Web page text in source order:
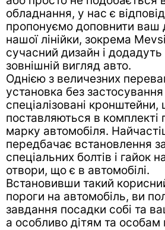
обладнання, у нас є
пропонуємо доповнити ваш
нашої лінійки, зокрема
сучасний дизайн і
зовнішній вигляд авто.
Однією з величезних
установка без
спеціалізовані кронштейни,
поставляються в комплекті
марку автомобіля.
передбачає встановлення
спеціальних болтів і гайок
отвори, що є в автомобілі.
Встановивши такий
пороги на автомобіль, ви
завдання посадки собі та
а особливо дітям та особам